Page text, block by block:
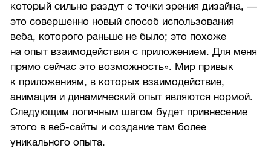
который сильно раздут с точки зрения дизайна, —
это совершенно новый способ использования
веба, которого раньше не было; это похоже
на опыт взаимодействия с приложением. Для меня
прямо сейчас это возможность». Мир привык
к приложениям, в которых взаимодействие,
анимация и динамический опыт являются нормой.
Следующим логичным шагом будет привнесение
этого в веб-сайты и создание там более
уникального опыта.